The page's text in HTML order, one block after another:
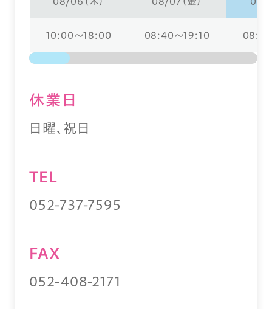
10:00～18:00 08:40～19:10
休業⽇
日曜、祝日
TEL
052-737-7595
FAX
052-408-2171